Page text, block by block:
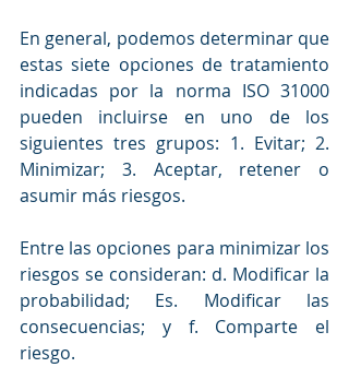
En general, podemos determinar que
estas siete opciones de tratamiento
indicadas por la norma ISO 31000
pueden incluirse en uno de los
siguientes tres grupos: 1. Evitar; 2.
Minimizar; 3. Aceptar, retener o
asumir más riesgos.
Entre las opciones para minimizar los
riesgos se consideran: d. Modificar la
probabilidad; Es. Modificar las
consecuencias; y f. Comparte el
riesgo.